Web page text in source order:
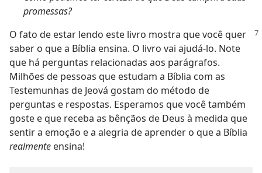
promessas?
O fato de estar lendo este livro mostra que você quer
saber o que a Bíblia ensina. O livro vai ajudá-lo. Note
que há perguntas relacionadas aos parágrafos.
Milhões de pessoas que estudam a Bíblia com as
Testemunhas de Jeová gostam do método de
perguntas e respostas. Esperamos que você também
goste e que receba as bênçãos de Deus à medida que
sentir a emoção e a alegria de aprender o que a Bíblia
realmente ensina!